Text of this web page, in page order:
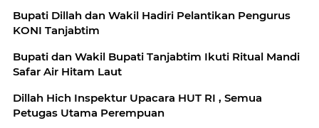
Bupati Dillah dan Wakil Hadiri Pelantikan Pengurus
KONI Tanjabtim
Bupati dan Wakil Bupati Tanjabtim Ikuti Ritual Mandi
Safar Air Hitam Laut
Dillah Hich Inspektur Upacara HUT RI , Semua
Petugas Utama Perempuan